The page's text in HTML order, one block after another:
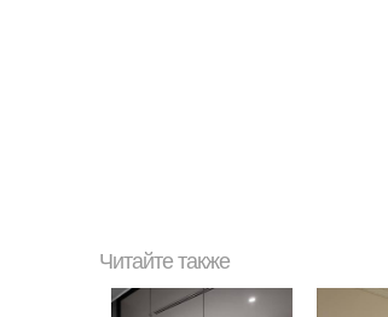
Читайте также